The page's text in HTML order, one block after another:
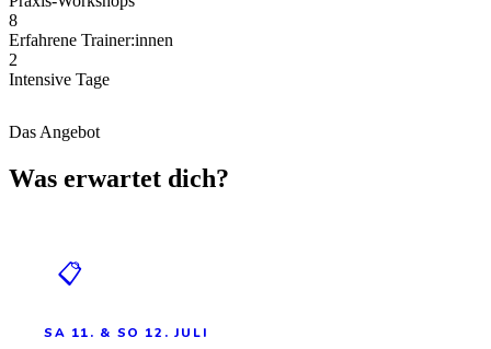
8
Erfahrene Trainer:innen
2
Intensive Tage
Das Angebot
Was erwartet dich?
📋
SA 11. & SO 12. JULI